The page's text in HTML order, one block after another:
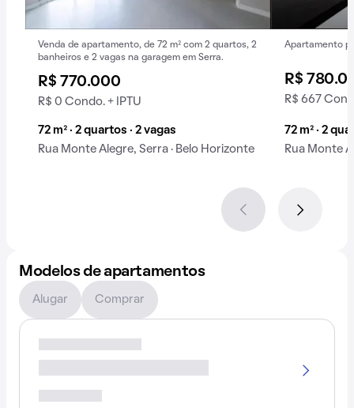
Venda de apartamento, de 72 m² com 2 quartos, 2
banheiros e 2 vagas na garagem em Serra.
R$ 770.000
R$ 0 Condo. + IPTU
72 m² · 2 quartos · 2 vagas
Rua Monte Alegre, Serra · Belo Horizonte
Apartamento
R$
R$ 667
72 m² · 2
Rua Monte
Modelos de apartamentos
Alugar Comprar